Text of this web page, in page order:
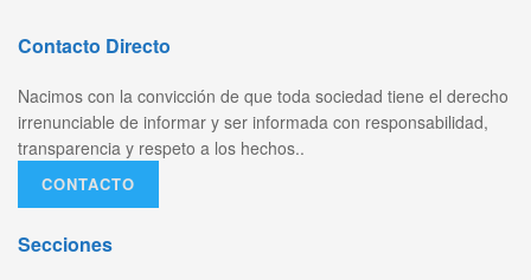
Contacto Directo
Nacimos con la convicción de que toda sociedad tiene el derecho
irrenunciable de informar y ser informada con responsabilidad,
transparencia y respeto a los hechos..
CONTACTO
Secciones